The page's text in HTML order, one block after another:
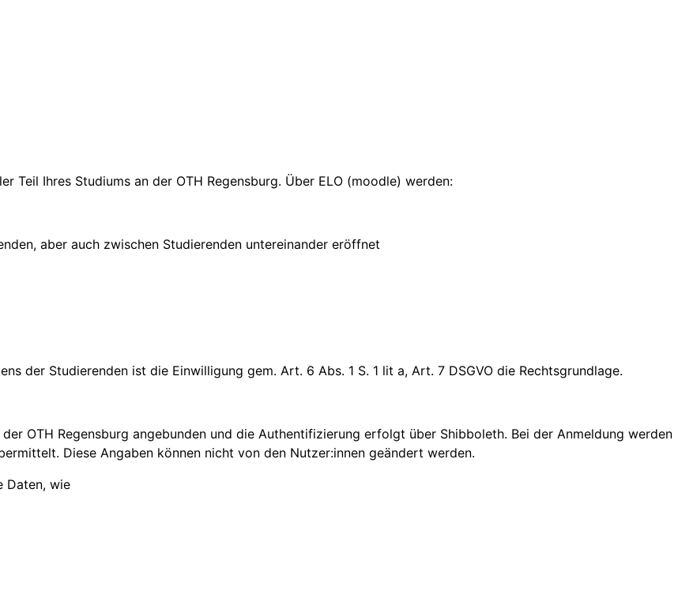
Teil Ihres Studiums an der OTH Regensburg. Über ELO (moodle) werden:
aber auch zwischen Studierenden untereinander eröffnet
der Studierenden ist die Einwilligung gem. Art. 6 Abs. 1 S. 1 lit a, Art. 7 DSGVO die Rechtsgrundlage.
OTH Regensburg angebunden und die Authentifizierung erfolgt über Shibboleth. Bei der Anmeldung werden
Diese Angaben können nicht von den Nutzer:innen geändert werden.
Daten, wie